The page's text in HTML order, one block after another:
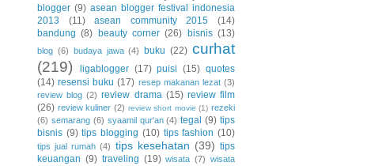
blogger (9) asean blogger festival indonesia
2013
(11) asean community 2015
(14)
bandung (8) beauty corner (26) bisnis (13)
blog (6) budaya jawa (4) buku (22) curhat
(219)
ligablogger (17) puisi (15) quotes
(14) resensi buku (17) resep makanan lezat (3)
review blog (2) review drama (15) review film
(26) review kuliner (2) review short movie (1) rezeki
(6) semarang (6) syaamil qur'an (4) tegal (9) tips
bisnis (9) tips blogging (10) tips fashion (10)
tips jual rumah (4) tips kesehatan (39) tips
keuangan (9) traveling (19) wisata (7) wisata